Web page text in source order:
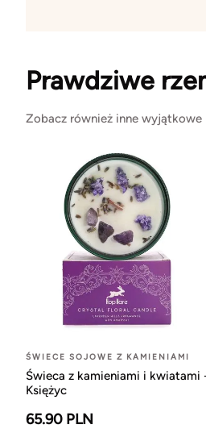
Prawdziwe
Zobacz również inne wyjątkowe
ŚWIECE SOJOWE Z KAMIENIAMI
Świeca z kamieniami i kwiatami
Księżyc
65.90 PLN